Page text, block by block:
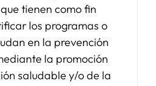
tienen como fin
los programas o
en la prevención
la promoción
saludable y/o de la